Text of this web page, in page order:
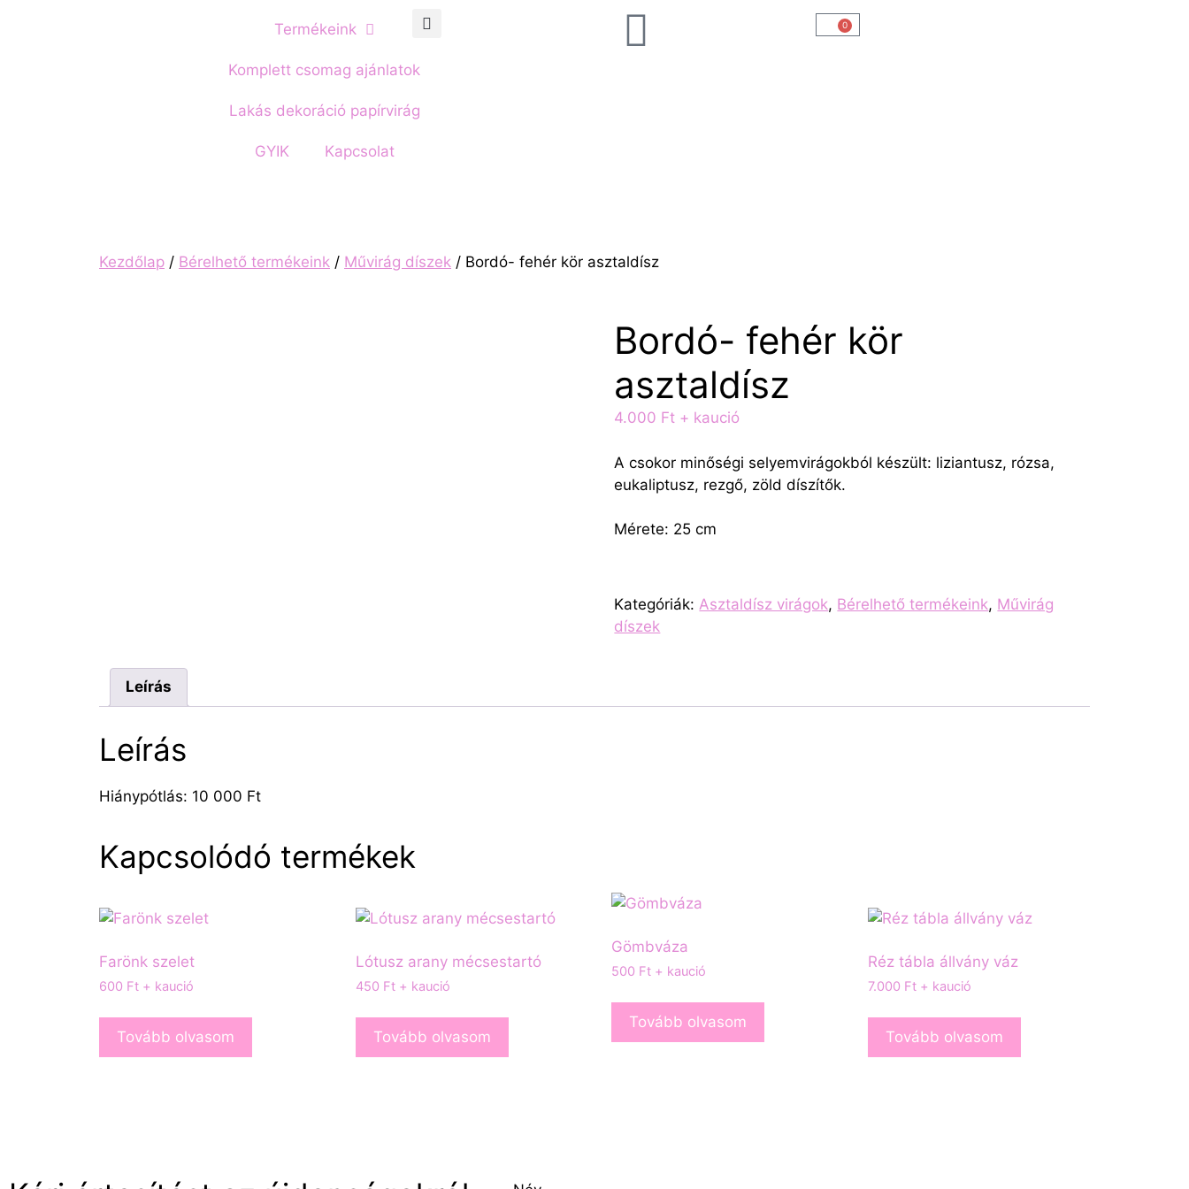
Termékeink
Komplett csomag ajánlatok
Lakás dekoráció papírvirág
GYIK Kapcsolat
0
Kezdőlap / Bérelhető termékeink / Művirág díszek / Bordó- fehér kör asztaldísz
Bordó- fehér kör
asztaldísz
4.000 Ft + kaució
A csokor minőségi selyemvirágokból készült: liziantusz, rózsa,
eukaliptusz, rezgő, zöld díszítők.
Mérete: 25 cm
Kategóriák: Asztaldísz virágok, Bérelhető termékeink, Művirág
díszek
Leírás
Leírás
Hiánypótlás: 10 000 Ft
Kapcsolódó termékek
Farönk szelet
600 Ft + kaució
Tovább olvasom
Lótusz arany mécsestartó
450 Ft+ kaució
Tovább olvasom
Gömbváza
500 Ft + kaució
Tovább olvasom
Réz tábla állvány váz
7.000 Ft+ kaució
Tovább olvasom